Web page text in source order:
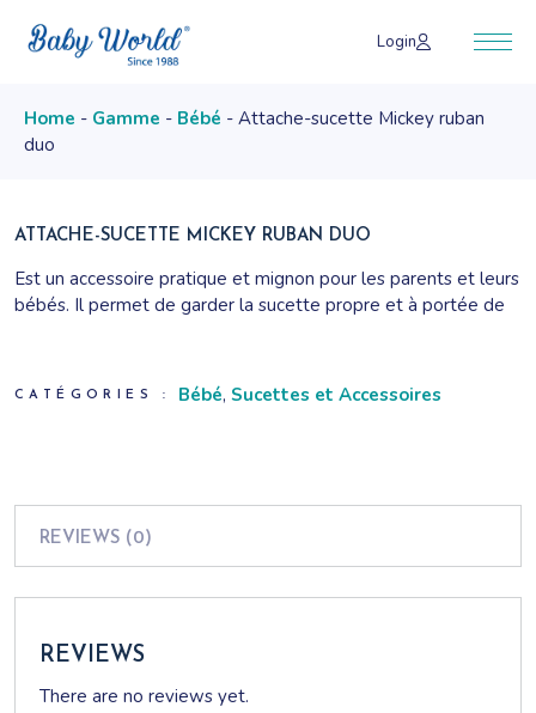
the Login
Home Gamme Bébé
Attache-sucette Mickey ruban
duo
ATTACHE-SUCETTE MICKEY RUBAN DUO
Est un accessoire pratique et mignon pour les parents et leurs
bébés. Il permet de garder la sucette propre et à portée de
CATÉGORIES : Bébé, Sucettes et Accessoires
REVIEWS (0)
REVIEWS
There are no reviews yet.